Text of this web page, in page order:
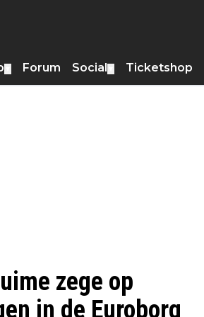
Forum Social Ticketshop
zege op
in de Euroborg